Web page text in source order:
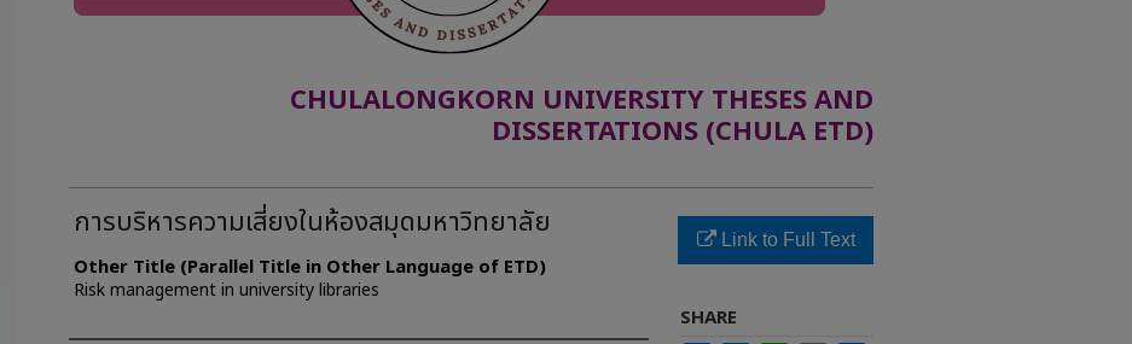
CHULALONGKORN UNIVERSITY THESES AND
DISSERTATIONS (CHULA ETD)
การบริหารความเสี่ยงในห้องสมุดมหาวิทยาลัย
Other Title (Parallel Title in Other Language of ETD)
Risk management in university libraries
Link to Full Text
SHARE